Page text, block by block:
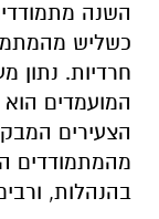
כשליש
חרדיות. נתון
המועמדים הוא
מהמתמודדים
בהנהלות,